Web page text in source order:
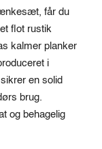
får du
flot rustik
kalmer planker
i
en solid
brug.
og behagelig